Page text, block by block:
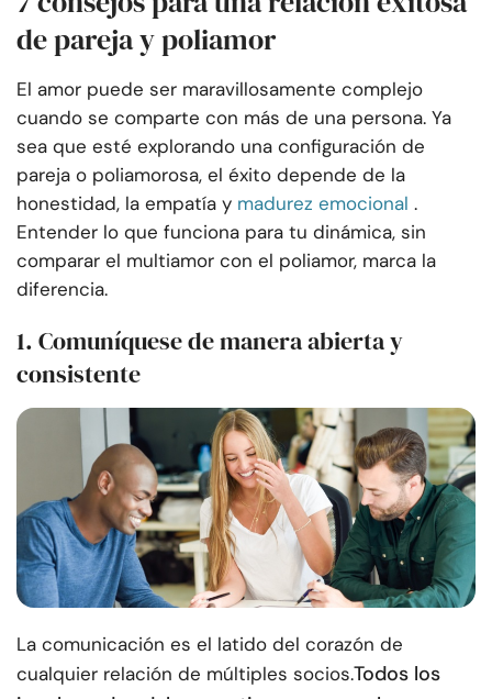
de pareja y poliamor
El amor puede ser maravillosamente complejo
cuando se comparte con más de una persona. Ya
sea que esté explorando una configuración de
pareja o poliamorosa, el éxito depende de la
honestidad, la empatía y madurez emocional .
Entender lo que funciona para tu dinámica, sin
comparar el multiamor con el poliamor, marca la
diferencia.
1. Comuníquese de manera abierta y
consistente
La comunicación es el latido del corazón de
cualquier relación de múltiples socios.Todos los